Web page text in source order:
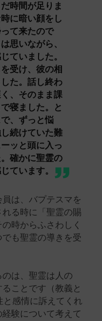
時間が足りま
に暗い顔をし
て来たので
思いながら、
ていました。
受け、彼の相
た。話し終わ
、そのまま課
寝ました。と
、ずっと悩
続けていた難
ッと頭に入っ
確かに聖霊の
ています。
は、バプテスマを
る時に「聖霊の賜
時からふさわしく
も聖霊の導きを受
は、聖霊は人の
ることです（教義と
と感情に訴えてくれ
験について考えて